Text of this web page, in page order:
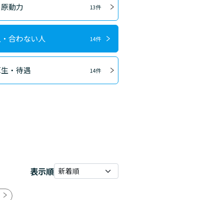
動力 13件
合わない人 14件
・待遇 14件
表示順